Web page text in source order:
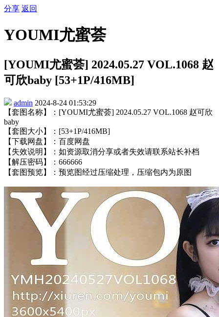
分享 返回
YOUMI尤蜜荟
[YOUMI尤蜜荟] 2024.05.27 VOL.1068 赵
可欣baby [53+1P/416MB]
admin 2024-8-24 01:53:29
【套图名称】：[YOUMI尤蜜荟] 2024.05.27 VOL.1068 赵可欣
baby
【套图大小】：[53+1P/416MB]
【下载网盘】：百度网盘
【失效说明】：如资源取消分享或者失效请联系站长补档
【解压密码】：666666
【套图预览】：预览图经过压缩处理，压缩包内为原图